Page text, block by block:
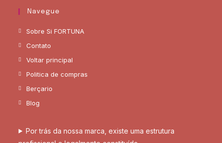
Navegue
Sobre Si FORTUNA
Contato
Voltar principal
Politica de compras
Berçario
Blog
Por trás da nossa marca, existe uma estrutura